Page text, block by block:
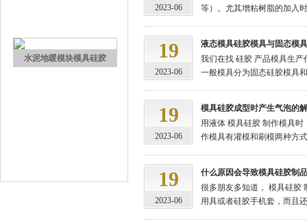
水泥地暖模块模具硅胶
2023-06
等）。尤其增粘树脂的加入
19
2023-06
液态模具硅胶模具与固态模
我们在找 硅胶 产品模具生
一般模具分为固态硅胶模具
19
2023-06
模具硅胶成型时产生气泡的
用液体 模具硅胶 制作模具
作模具有灌模和刷模两种方
19
2023-06
什么原因会导致模具硅胶制
很多朋友多知道， 模具硅胶
用具或者硅胶手机套，而且